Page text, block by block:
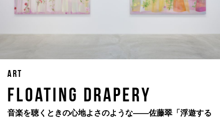
ART
FLOATING DRAPERY
音楽を聴くときの心地よさのような——佐藤翠「浮遊する